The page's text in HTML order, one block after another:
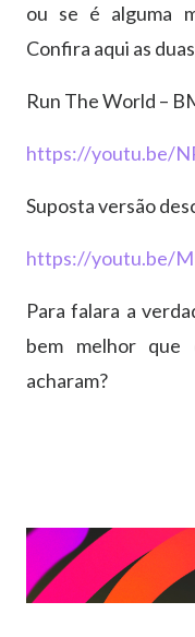
ou se é alguma
Confira aqui as
Run The World –
https://youtu.be/
Suposta versão
https://youtu.be/
Para falara a
bem melhor que
acharam?